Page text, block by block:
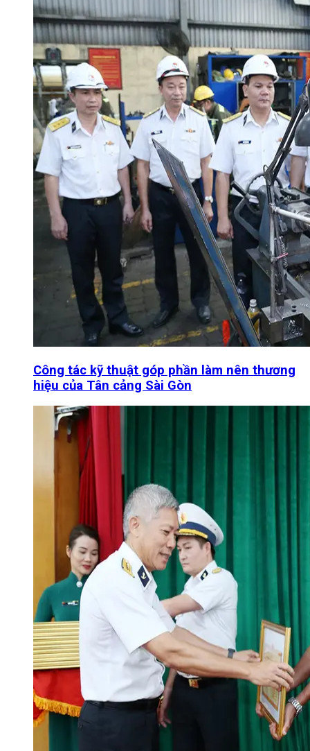
Công tác kỹ thuật góp phần làm nên thương
hiệu của Tân cảng Sài Gòn